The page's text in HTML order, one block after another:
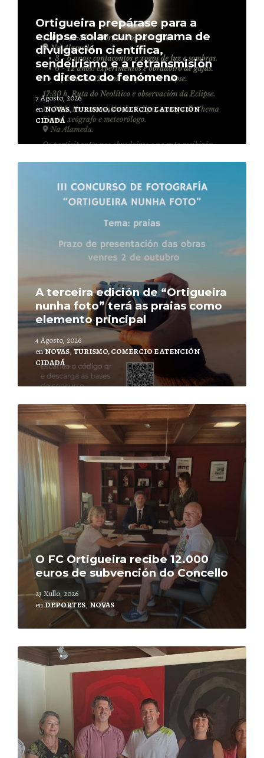
Ortigueira prepárase para a
eclipse solar cun programa de
divulgación científica,
sendeirismo e a retransmisión
en directo do fenómeno
7 Agosto, 2026
enNOVAS,TURISMO, COMERCIO E ATENCIÓN
CIDADÁ
A terceira edición de “Ortigueira
nunha foto” terá as praias como
elemento principal
4 Agosto, 2026
enNOVAS, TURISMO, COMERCIO E ATENCIÓN
CIDADÁ
Leer
O FC Ortigueira recibe 12.000
euros de subvención do Concello
23 Xullo, 2026
en DEPORTES, NOVAS
Leer
Leer
mais